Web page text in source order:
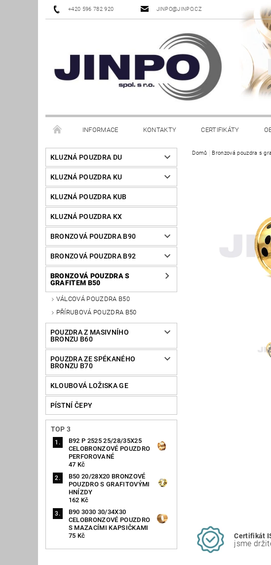
+420 596 782 920 JINPO@JINPO.CZ
INFORMACE KONTAKTY CERTIFIKÁTY
KLUZNÁ POUZDRA DU
KLUZNÁ POUZDRA KU
KLUZNÁ POUZDRA KUB
KLUZNÁ POUZDRA KX
BRONZOVÁ POUZDRA B90
BRONZOVÁ POUZDRA B92
BRONZOVÁ POUZDRA S
GRAFITEM B50
VÁLCOVÁ POUZDRA B50
PŘÍRUBOVÁ POUZDRA B50
POUZDRA Z MASIVNÍHO
BRONZU B60
POUZDRA ZE SPÉKANÉHO
BRONZU B70
KLOUBOVÁ LOŽISKA GE
PÍSTNÍ ČEPY
TOP 3
B92 P 2525 25/28/35X25
CELOBRONZOVÉ POUZDRO
PERFOROVANÉ
47 Kč
B50 20/28X20 BRONZOVÉ
POUZDRO S GRAFITOVÝMI
HNÍZDY
162 Kč
B90 3030 30/34X30
CELOBRONZOVÉ POUZDRO
S MAZACÍMI KAPSIČKAMI
75 Kč
Domů Bronzová pouzdra s
Certifikát
jsme